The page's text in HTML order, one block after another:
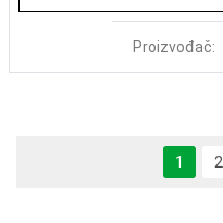
Proizvođač:
1 2